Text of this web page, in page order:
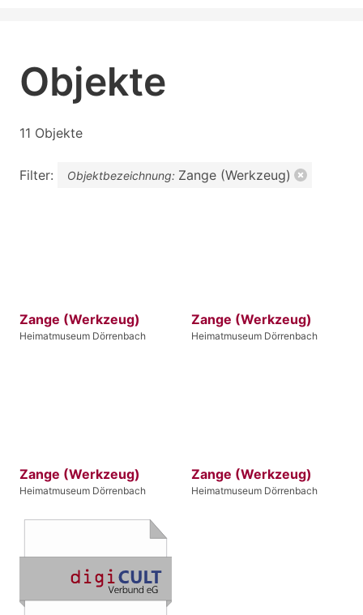
Objekte
11 Objekte
Filter: Objektbezeichnung: Zange (Werkzeug)
Zange (Werkzeug)
Heimatmuseum Dörrenbach
Zange (Werkzeug)
Heimatmuseum Dörrenbach
Zange (Werkzeug)
Heimatmuseum Dörrenbach
Zange (Werkzeug)
Heimatmuseum Dörrenbach